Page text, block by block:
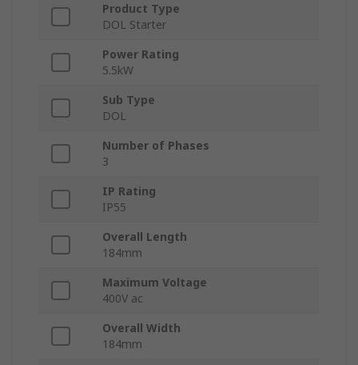
Product Type
DOL Starter
Power Rating
5.5kW
Sub Type
DOL
Number of Phases
3
IP Rating
IP55
Overall Length
184mm
Maximum Voltage
400V ac
Overall Width
184mm